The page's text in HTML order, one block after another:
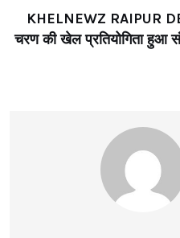
KHELNEWZ RAIPUR
चरण की खेल प्रतियोगिता हुआ